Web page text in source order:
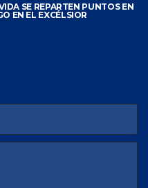
SE REPARTEN PUNTOS EN
EN EL EXCÉLSIOR